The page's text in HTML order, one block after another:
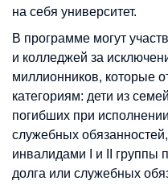
на себя университет.
В программе могут
и колледжей за
миллионников, которые
категориям: дети из
погибших при
служебных
инвалидами I и II группы
долга или служебных